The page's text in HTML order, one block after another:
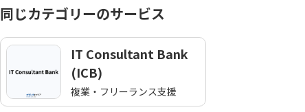
同じカテゴリーのサービス
IT Consultant Bank
(ICB)
複業・フリーランス支援